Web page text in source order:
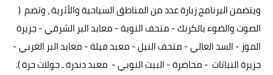
ويتضمن البرنامج زيارة عدد من المناطق السياحية والأثرية ، وتضم (
الصوت والضوء بالكرنك - متحف النوبة - معابد البر الشرقي - جزيرة
الموز - السد العالي - متحف النيل - معبد فيلة - معابد البر الغربي -
جزيرة النباتات - محاضرة - البيت النوبي - معبد دندرة ـ جولات حرة ).